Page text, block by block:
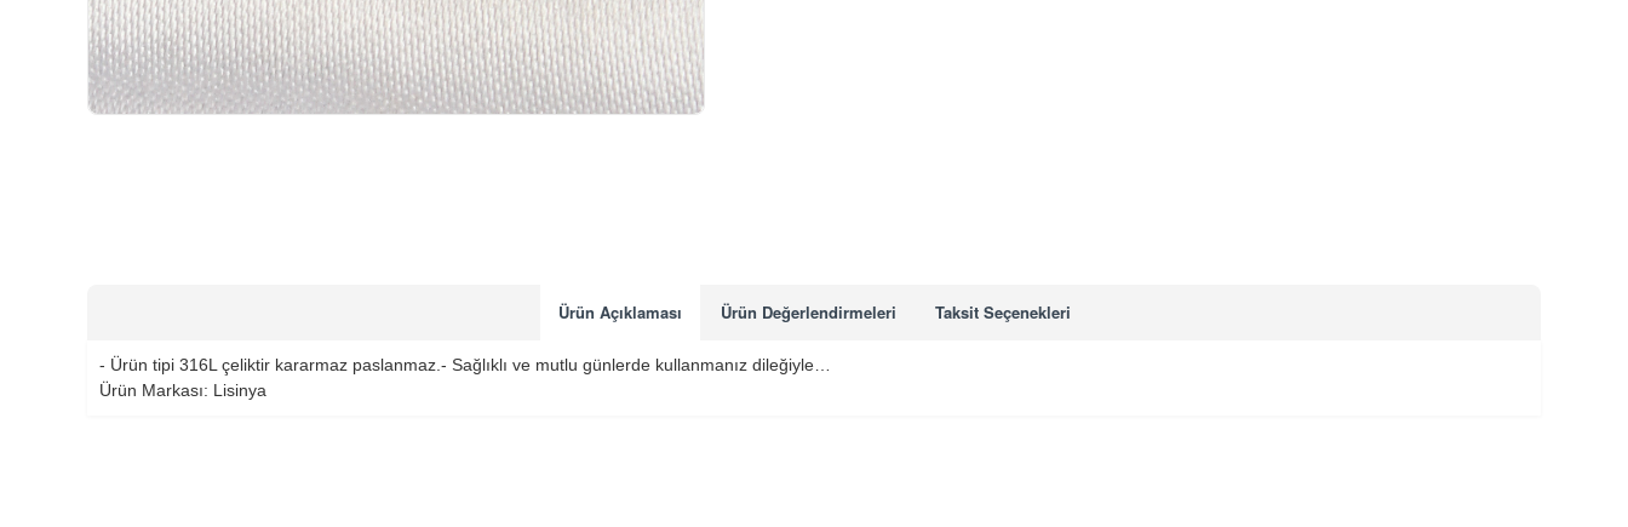
Ürün Açıklaması Ürün Değerlendirmeleri Taksit Seçenekleri
- Ürün tipi 316L çeliktir kararmaz paslanmaz.- Sağlıklı ve mutlu günlerde kullanmanız dileğiyle…
Ürün Markası: Lisinya